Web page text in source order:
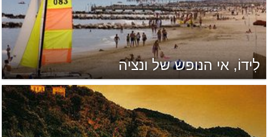
לִידוֹ, אי הנופש של ונציה